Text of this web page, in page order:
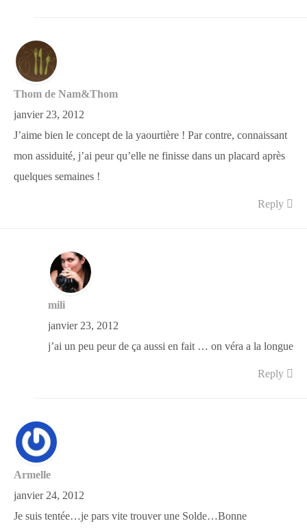
Thom de Nam&Thom
janvier 23, 2012
J’aime bien le concept de la yaourtière ! Par contre, connaissant
mon assiduité, j’ai peur qu’elle ne finisse dans un placard après
quelques semaines !
Reply
mili
janvier 23, 2012
j’ai un peu peur de ça aussi en fait … on véra a la longue
Reply
Armelle
janvier 24, 2012
Je suis tentée…je pars vite trouver une Solde…Bonne